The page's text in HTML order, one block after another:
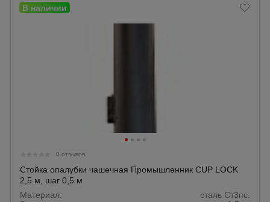
0 отзывов
Стойка опалубки чашечная Промышленник CUP LOCK
2,5 м, шаг 0,5 м
Материал:
сталь Ст3пс.